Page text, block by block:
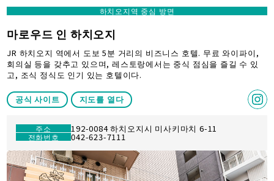
하치오지역 중심 방면
마로우드 인 하치오지
JR 하치오지 역에서 도보 5분 거리의 비즈니스 호텔. 무료 와이파이,
회의실 등을 갖추고 있으며, 레스토랑에서는 중식 점심을 즐길 수 있
고, 조식 정식도 인기 있는 호텔이다.
공식 사이트 지도를 열다
주소 192-0084 하치오지시 미사키마치 6-11
전화번호 042-623-7111